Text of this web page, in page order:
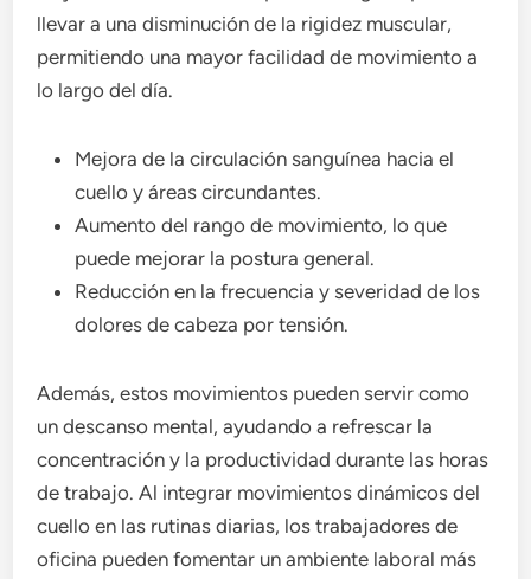
llevar a una disminución de la rigidez muscular,
permitiendo una mayor facilidad de movimiento a
lo largo del día.
Mejora de la circulación sanguínea hacia el
cuello y áreas circundantes.
Aumento del rango de movimiento, lo que
puede mejorar la postura general.
Reducción en la frecuencia y severidad de los
dolores de cabeza por tensión.
Además, estos movimientos pueden servir como
un descanso mental, ayudando a refrescar la
concentración y la productividad durante las horas
de trabajo. Al integrar movimientos dinámicos del
cuello en las rutinas diarias, los trabajadores de
oficina pueden fomentar un ambiente laboral más